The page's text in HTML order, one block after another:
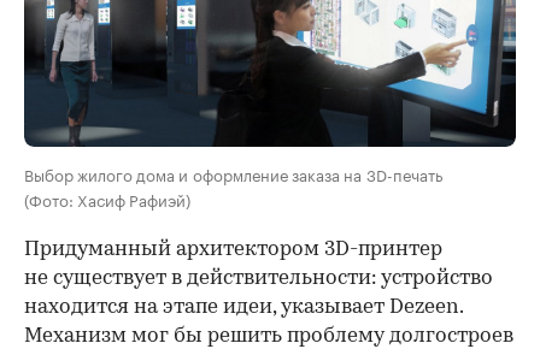
Выбор жилого дома и оформление заказа на 3D-печать
(Фото: Хасиф Рафиэй)
Придуманный архитектором 3D-принтер
не существует в действительности: устройство
находится на этапе идеи, указывает Dezeen.
Механизм мог бы решить проблему долгостроев